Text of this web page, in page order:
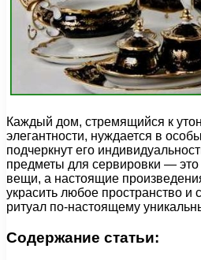
Каждый дом, стремящийся к
элегантности, нуждается в
подчеркнут его
предметы для сервировки —
вещи, а настоящие
украсить любое пространство и
ритуал по-настоящему
Содержание статьи: